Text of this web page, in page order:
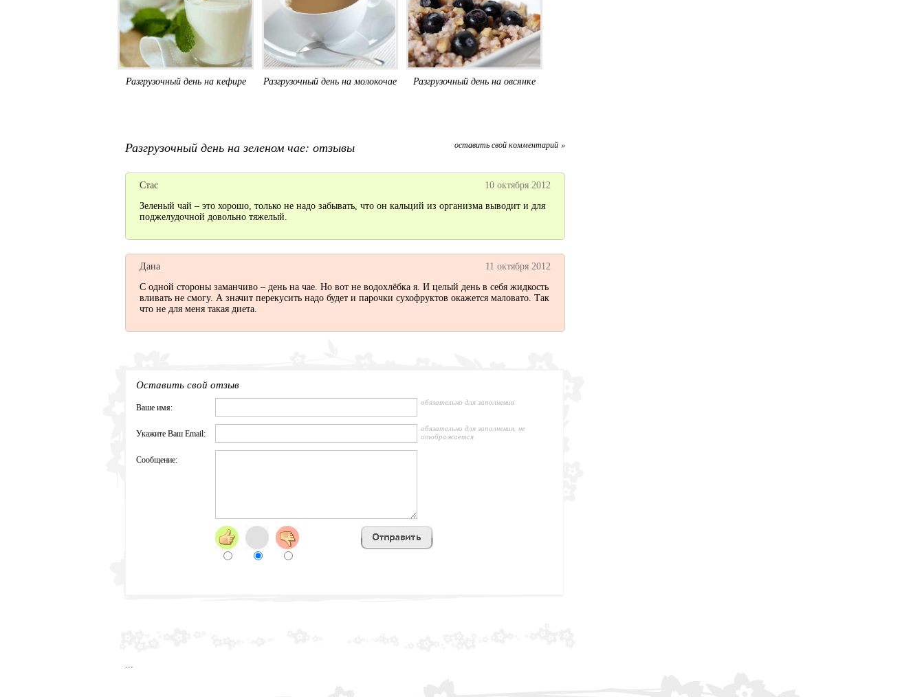
Разгрузочный день на кефире Разгрузочный день на молокочае Разгрузочный день на овсянке
оставить свой комментарий »
Разгрузочный день на зеленом чае: отзывы
Стас
10 октября 2012
Зеленый чай – это хорошо, только не надо забывать, что он кальций из организма выводит и для
поджелудочной довольно тяжелый.
Дана
11 октября 2012
С одной стороны заманчиво – день на чае. Но вот не водохлёбка я. И целый день в себя жидкость
вливать не смогу. А значит перекусить надо будет и парочки сухофруктов окажется маловато. Так
что не для меня такая диета.
Оставить свой отзыв
Ваше имя:
обязательно для заполнения
Укажите Ваш Email:
обязательно для заполнения. не
отображается
Сообщение:
...